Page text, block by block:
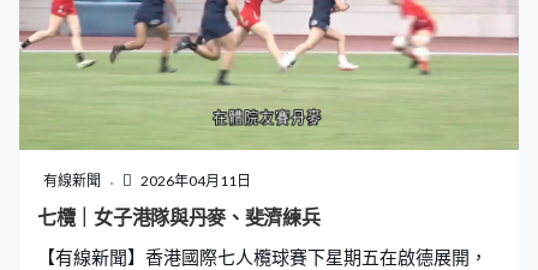
有線新聞 2026年04月11日
七欖｜女子港隊與丹麥、斐濟練兵
【有線新聞】香港國際七人欖球賽下星期五在啟德展開，